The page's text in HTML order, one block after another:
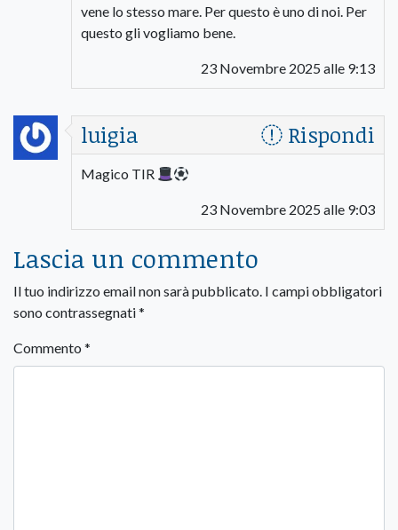
vene lo stesso mare. Per questo è uno di noi. Per
questo gli vogliamo bene.
23 Novembre 2025 alle 9:13
luigia Rispondi
Magico TIR
23 Novembre 2025 alle 9:03
Lascia un commento
Il tuo indirizzo email non sarà pubblicato. I campi obbligatori
sono contrassegnati*
Commento *